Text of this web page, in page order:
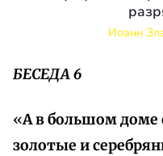
Иоанн
БЕСЕДА 6
«А в большом доме
золотые и